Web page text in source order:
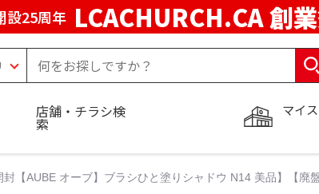
設25周年 LCACHURCH.CA 創
マイ
店舗・チラシ検
索
封【AUBE オーブ】ブラシひと塗りシャドウ N14 美品】【廃